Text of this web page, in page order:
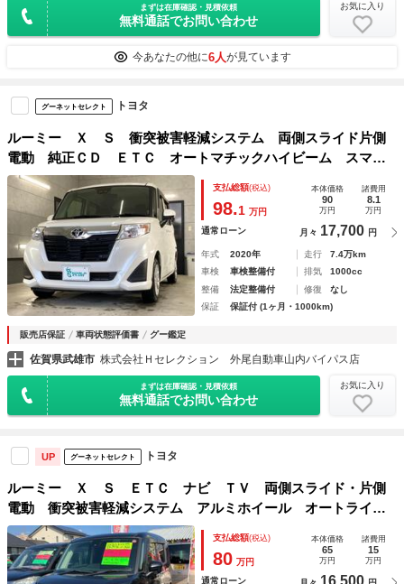
まずは在庫確認・見積依頼
無料通話でお問い合わせ
お気に入り
今あなたの他に6人が見ています
グーネットセレクト トヨタ
ルーミー Ｘ Ｓ 衝突被害軽減システム 両側スライド片側
電動 純正ＣＤ ＥＴＣ オートマチックハイビーム スマー
トキー 踏み間違い防止 ウォークスルー Ａライト バック
センサー 電格ミラー フルフラットシート ＵＳＢ
支払総額(税込)
98.1 万円
本体価格
90
万円
諸費用
8.1
万円
通常ローン 月々 17,700 円
年式 2020年 走行
7.4万km
車検
車検整備付 排気
1000cc
整備
法定整備付 修復
なし
保証
保証付 (1ヶ月・1000km)
販売店保証 車両状態評価書 グー鑑定
佐賀県武雄市 株式会社Ｈセレクション 外尾自動車山内バイパス店
まずは在庫確認・見積依頼
無料通話でお問い合わせ
お気に入り
UP グーネットセレクト トヨタ
ルーミー Ｘ Ｓ ＥＴＣ ナビ ＴＶ 両側スライド・片側
電動 衝突被害軽減システム アルミホイール オートライ
ト スマートキー 電動格納ミラー ＣＶＴ 盗難防止システ
ム 衝突安全ボディ ＡＢＳ ＥＳＣ ＣＤ ＵＳＢ
支払総額(税込)
80 万円
本体価格
65
万円
諸費用
15
万円
通常ローン